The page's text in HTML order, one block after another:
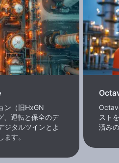
ン（旧HxGN
、運転と保全のデ
ジタルツインとよ
す。
スト
済み